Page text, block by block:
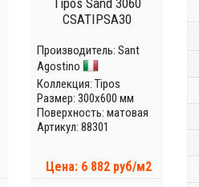
Tipos Sand 3060
CSATIPSA30
Производитель: Sant
Agostino
Коллекция: Tipos
Размер: 300x600 мм
Поверхность: матовая
Артикул: 88301
Цена: 6 882 руб/м2